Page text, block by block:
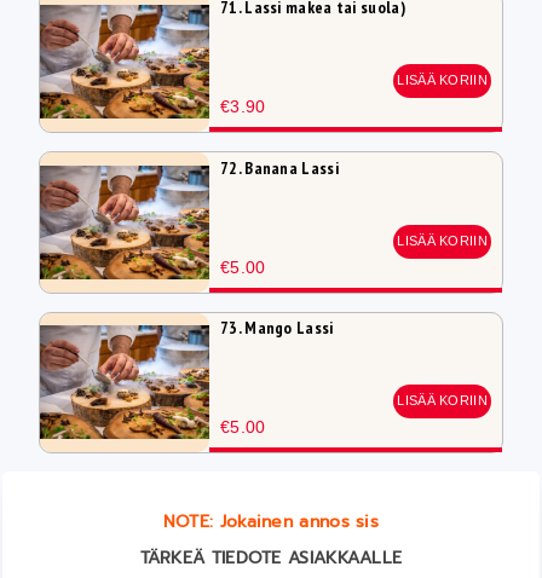
71. Lassi makea tai suola)
€3.90
LISÄÄ KORIIN
72. Banana Lassi
€5.00
LISÄÄ KORIIN
73. Mango Lassi
€5.00
LISÄÄ KORIIN
NOTE: Jokainen annos sis
TÄRKEÄ TIEDOTE ASIAKKAALLE